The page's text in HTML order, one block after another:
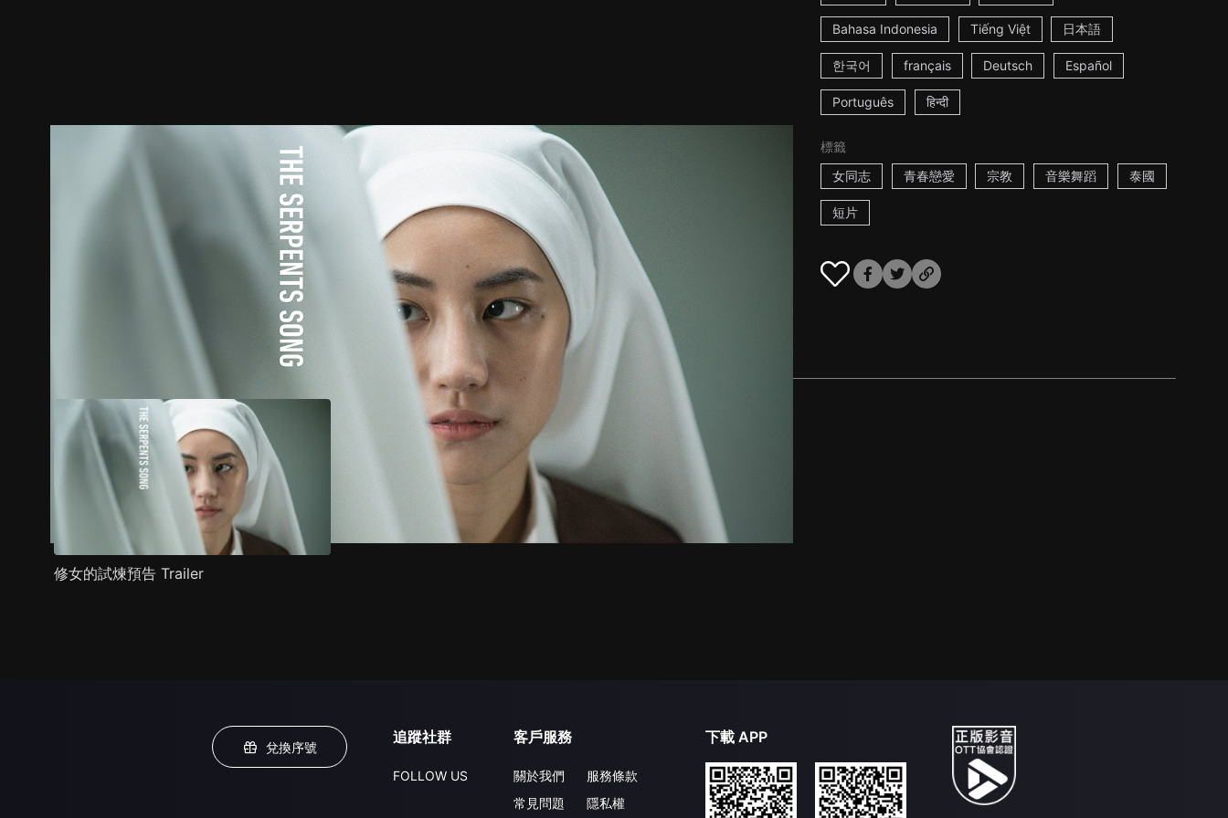
Bahasa Indonesia Tiếng Việt 日本語
한국어 français Deutsch Español
Português हिन्दी
標籤
女同志
青春戀愛 宗教 音樂舞蹈 泰國
短片
推薦影片 劇情介紹
修女的試煉預告 Trailer
兌換序號
追蹤社群
FOLLOW US
客戶服務
關於我們
常見問題
服務條款
隱私權
下載 APP